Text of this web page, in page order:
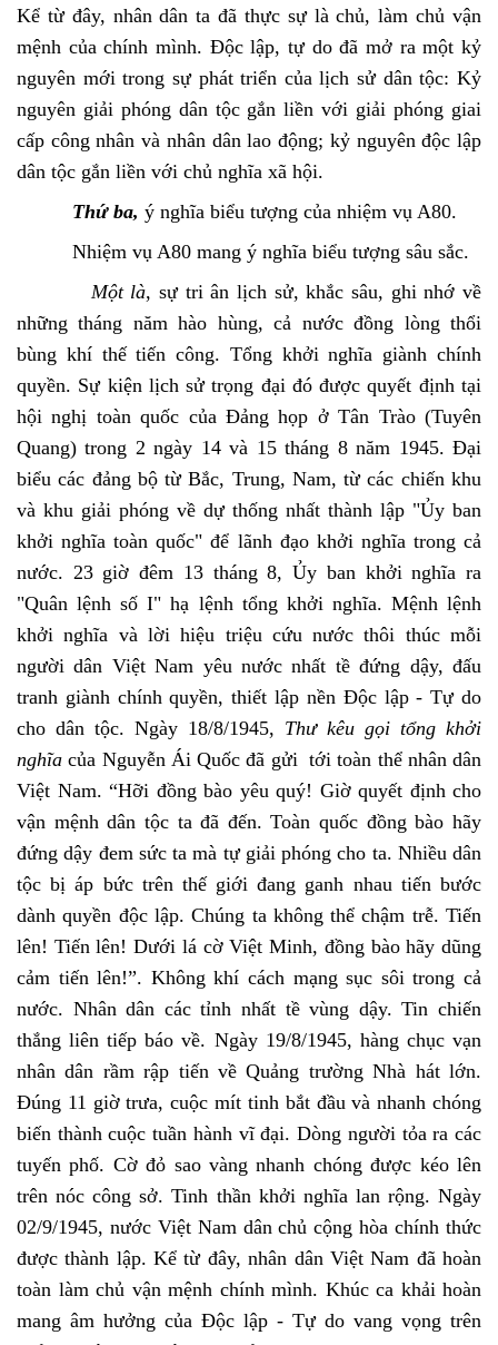
Kể từ đây, nhân dân ta đã thực sự là chủ, làm chủ vận
mệnh của chính mình. Độc lập, tự do đã mở ra một kỷ
nguyên mới trong sự phát triển của lịch sử dân tộc: Kỷ
nguyên giải phóng dân tộc gắn liền với giải phóng giai
cấp công nhân và nhân dân lao động; kỷ nguyên độc lập
dân tộc gắn liền với chủ nghĩa xã hội.
Thứ ba, ý nghĩa biểu tượng của nhiệm vụ A80.
Nhiệm vụ A80 mang ý nghĩa biểu tượng sâu sắc.
Một là, sự tri ân lịch sử, khắc sâu, ghi nhớ về
những tháng năm hào hùng, cả nước đồng lòng thổi
bùng khí thế tiến công. Tổng khởi nghĩa giành chính
quyền. Sự kiện lịch sử trọng đại đó được quyết định tại
hội nghị toàn quốc của Đảng họp ở Tân Trào (Tuyên
Quang) trong 2 ngày 14 và 15 tháng 8 năm 1945. Đại
biểu các đảng bộ từ Bắc, Trung, Nam, từ các chiến khu
và khu giải phóng về dự thống nhất thành lập "Ủy ban
khởi nghĩa toàn quốc" để lãnh đạo khởi nghĩa trong cả
nước. 23 giờ đêm 13 tháng 8, Ủy ban khởi nghĩa ra
"Quân lệnh số I" hạ lệnh tổng khởi nghĩa. Mệnh lệnh
khởi nghĩa và lời hiệu triệu cứu nước thôi thúc mỗi
người dân Việt Nam yêu nước nhất tề đứng dậy, đấu
tranh giành chính quyền, thiết lập nền Độc lập - Tự do
cho dân tộc. Ngày 18/8/1945, Thư kêu gọi tổng khởi
nghĩa của Nguyễn Ái Quốc đã gửi tới toàn thể nhân dân
Việt Nam. “Hỡi đồng bào yêu quý! Giờ quyết định cho
vận mệnh dân tộc ta đã đến. Toàn quốc đồng bào hãy
đứng dậy đem sức ta mà tự giải phóng cho ta. Nhiều dân
tộc bị áp bức trên thế giới đang ganh nhau tiến bước
dành quyền độc lập. Chúng ta không thể chậm trễ. Tiến
lên! Tiến lên! Dưới lá cờ Việt Minh, đồng bào hãy dũng
cảm tiến lên!”. Không khí cách mạng sục sôi trong cả
nước. Nhân dân các tỉnh nhất tề vùng dậy. Tin chiến
thắng liên tiếp báo về. Ngày 19/8/1945, hàng chục vạn
nhân dân rầm rập tiến về Quảng trường Nhà hát lớn.
Đúng 11 giờ trưa, cuộc mít tinh bắt đầu và nhanh chóng
biến thành cuộc tuần hành vĩ đại. Dòng người tỏa ra các
tuyến phố. Cờ đỏ sao vàng nhanh chóng được kéo lên
trên nóc công sở. Tinh thần khởi nghĩa lan rộng. Ngày
02/9/1945, nước Việt Nam dân chủ cộng hòa chính thức
được thành lập. Kể từ đây, nhân dân Việt Nam đã hoàn
toàn làm chủ vận mệnh chính mình. Khúc ca khải hoàn
mang âm hưởng của Độc lập - Tự do vang vọng trên